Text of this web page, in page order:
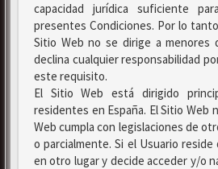
capacidad jurídica suficiente
presentes Condiciones. Por lo
Sitio Web no se dirige a menores
declina cualquier responsabilidad
este requisito.
El Sitio Web está dirigido
residentes en España. El Sitio Web
Web cumpla con legislaciones de
o parcialmente. Si el Usuario
en otro lugar y decide acceder y/o